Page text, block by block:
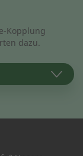
Kopplung
dazu.